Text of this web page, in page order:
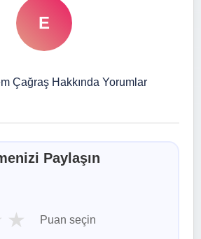
E
Çağraş Hakkında Yorumlar
Paylaşın
★ Puan seçin